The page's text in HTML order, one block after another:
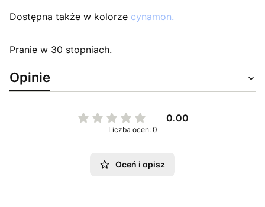
Dostępna także w kolorze cynamon.
Pranie w 30 stopniach.
Opinie
0.00
Liczba ocen: 0
Oceń i opisz